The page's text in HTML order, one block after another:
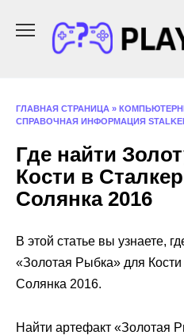
содержанию
ГЛАВНАЯ СТРАНИЦА »
СПРАВОЧНАЯ ИНФОРМАЦИЯ
Где найти
Кости в
Солянка 2016
В этой статье вы узнаете,
«Золотая Рыбка» для
Солянка 2016.
Найти артефакт «Золотая